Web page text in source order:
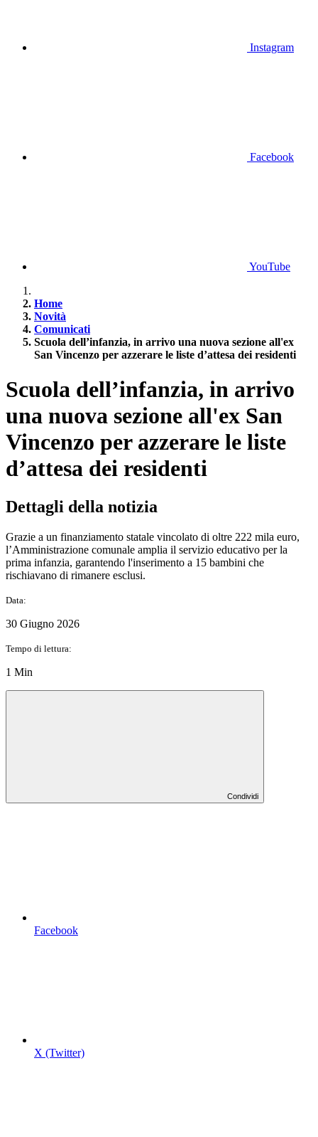
Instagram
Facebook
YouTube
Home
Novità
Comunicati
Scuola dell’infanzia, in arrivo una nuova sezione all'ex
San Vincenzo per azzerare le liste d’attesa dei residenti
Scuola dell’infanzia, in arrivo
una nuova sezione all'ex San
Vincenzo per azzerare le liste
d’attesa dei residenti
Dettagli della notizia
Grazie a un finanziamento statale vincolato di oltre 222 mila euro,
l’Amministrazione comunale amplia il servizio educativo per la
prima infanzia, garantendo l'inserimento a 15 bambini che
rischiavano di rimanere esclusi.
Data:
30 Giugno 2026
Tempo di lettura:
1 Min
Condividi
Facebook
X (Twitter)